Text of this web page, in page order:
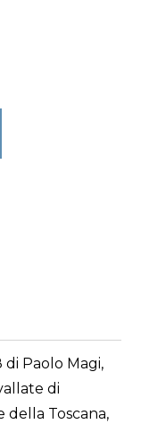
di Paolo Magi,
di
della Toscana,